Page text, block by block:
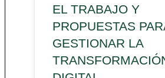
EL TRABAJO Y
PROPUESTAS
GESTIONAR LA